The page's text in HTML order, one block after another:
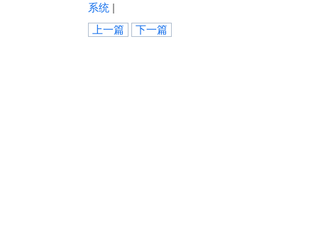
系统 |
上一篇
下一篇